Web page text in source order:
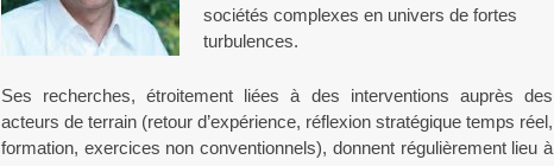
sociétés complexes en univers de fortes
turbulences.
Ses recherches, étroitement liées à des interventions auprès des
acteurs de terrain (retour d’expérience, réflexion stratégique temps réel,
formation, exercices non conventionnels), donnent régulièrement lieu à